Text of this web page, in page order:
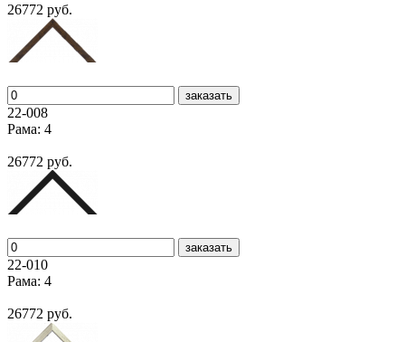
26772 руб.
заказать
22-008
Рама: 4
26772 руб.
заказать
22-010
Рама: 4
26772 руб.